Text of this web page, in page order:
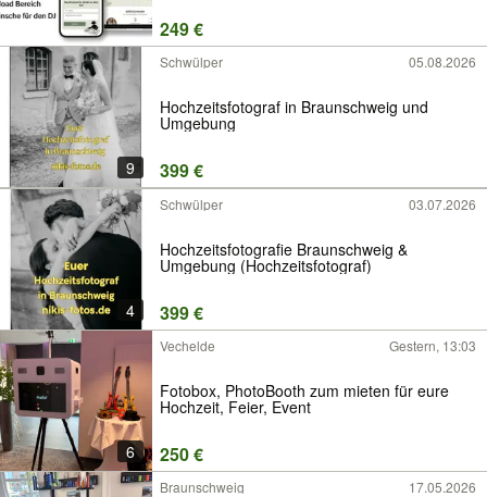
249 €
9
Schwülper 05.08.2026
Hochzeitsfotograf in Braunschweig und
Umgebung
399 €
4
Schwülper 03.07.2026
Hochzeitsfotografie Braunschweig &
Umgebung (Hochzeitsfotograf)
399 €
6
Vechelde Gestern, 13:03
Fotobox, PhotoBooth zum mieten für eure
Hochzeit, Feier, Event
250 €
Braunschweig 17.05.2026